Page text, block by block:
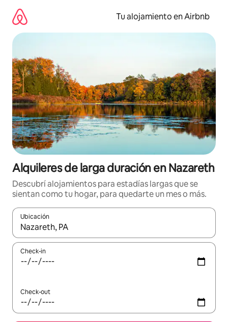
contenido
Tu alojamiento en Airbnb
Alquileres de larga duración en Nazareth
Descubrí alojamientos para estadías largas que se
sientan como tu hogar, para quedarte un mes o más.
Ubicación
Cuando los resultados estén disponibles, navegá con las
Check-in
Check-out